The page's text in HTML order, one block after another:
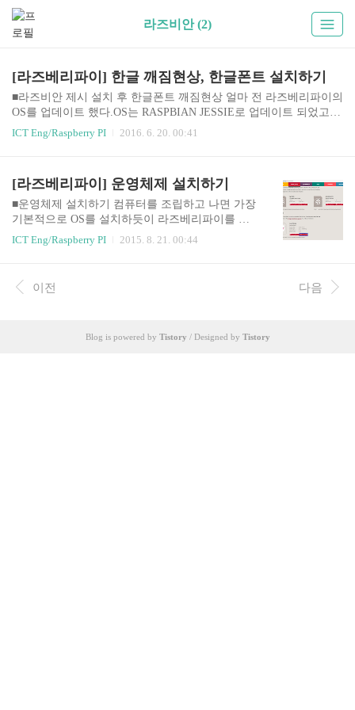
라즈비안 (2)
[라즈베리파이] 한글 깨짐현상, 한글폰트 설치하기
■라즈비안 제시 설치 후 한글폰트 깨짐현상 얼마 전 라즈베리파이의
OS를 업데이트 했다.OS는 RASPBIAN JESSIE로 업데이트 되었고,
아래 링크를 따라들어가서 설치하면 된다.설치 방법은 본 블로그의
라즈베리파이 카테고리 두번째 운영체제 설치하기 포스팅 글을 따
니 네이버 메인페이지가 네모로 가득차는 현상이 발생했다. 한글이
깨져서 나타났던것... 본인과 같은 당황스러움을 겪었을 분들이 많을
것 같아서 간단하게 해결하는 방법을 공유한다. 정말 간단하다. 아래
ICT Eng/Raspberry PI 2016. 6. 20. 00:41
[라즈베리파이] 운영체제 설치하기
■운영체제 설치하기 컴퓨터를 조립하고 나면 가장
기본적으로 OS를 설치하듯이 라즈베리파이를 동
작시키기 위해서 SD카드에 OS를 설치해야 합니다.
라즈베리파이에서는 SD카드에 OS이미지를 구워
받으러 이동하겠습니다. https://www.raspberrypi.or
g/downloads/ 라즈베리파이용으로 배포되고 있는
축파일을 다운받겠습니다. 이미지파일을 다운 받
ICT Eng/Raspberry PI 2015. 8. 21. 00:44
이전 다음
Blog is powered by Tistory / Designed by Tistory